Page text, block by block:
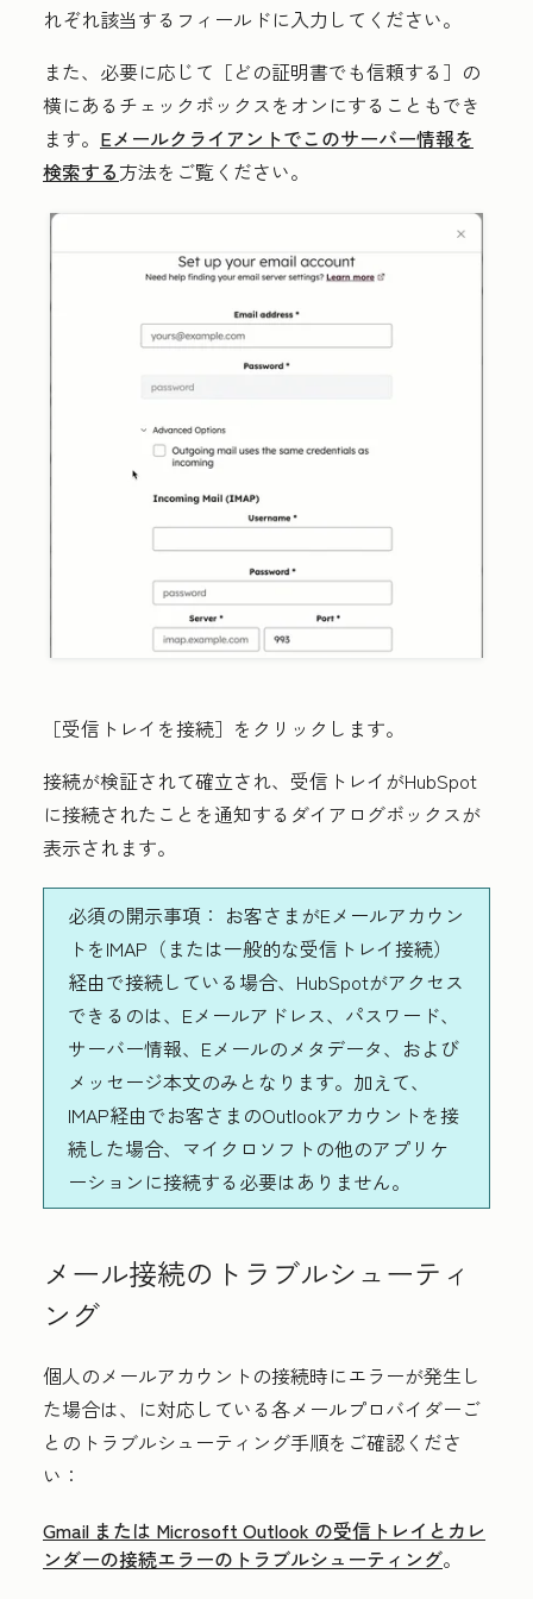
れぞれ該当するフィールドに入力してください。
また、必要に応じて ［どの証明書でも信頼する］の
横にあるチェックボックスをオンにすることもでき
ます。 Eメールクライアントでこのサーバー情報を
検索する方法をご覧ください。
［受信トレイを接続］をクリックします。
接続が検証されて確立され、受信トレイがHubSpot
に接続されたことを通知するダイアログボックスが
表示されます。
必須の開示事項： お客さまがEメールアカウン
トをIMAP（または一般的な受信トレイ接続）
経由で接続している場合、HubSpotがアクセス
できるのは、Eメールアドレス、パスワード、
サーバー情報、Eメールのメタデータ、および
メッセージ本文のみとなります。加えて、
IMAP経由でお客さまのOutlookアカウントを接
続した場合、マイクロソフトの他のアプリケ
ーションに接続する必要はありません。
メール接続のトラブルシューティ
ング
個人のメールアカウントの接続時にエラーが発生し
た場合は、 に対応している各メールプロバイダーご
とのトラブルシューティング手順をご確認くださ
い：
Gmail または Microsoft Outlook の受信トレイとカレ
ンダーの接続エラーのトラブルシューティング。